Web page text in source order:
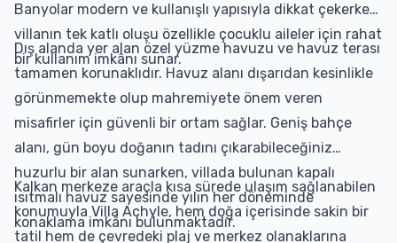
Banyolar modern ve kullanışlı yapısıyla dikkat çekerken,
villanın tek katlı oluşu özellikle çocuklu aileler için rahat
bir kullanım imkânı sunar.
Dış alanda yer alan özel yüzme havuzu ve havuz terası
tamamen korunaklıdır. Havuz alanı dışarıdan kesinlikle
görünmemekte olup mahremiyete önem veren
misafirler için güvenli bir ortam sağlar. Geniş bahçe
alanı, gün boyu doğanın tadını çıkarabileceğiniz
huzurlu bir alan sunarken, villada bulunan kapalı
ısıtmalı havuz sayesinde yılın her döneminde
konaklama imkânı bulunmaktadır.
Kalkan merkeze araçla kısa sürede ulaşım sağlanabilen
konumuyla Villa Achyle, hem doğa içerisinde sakin bir
tatil hem de çevredeki plaj ve merkez olanaklarına